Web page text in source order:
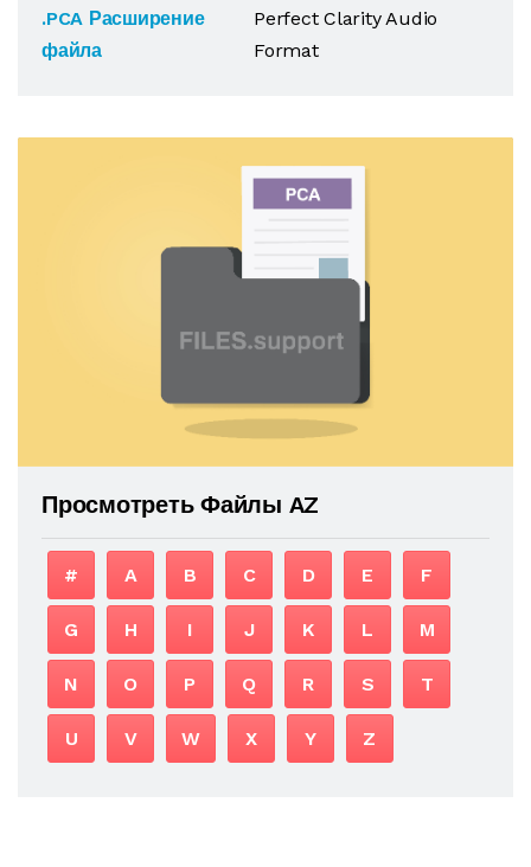
.PCA Расширение
файла
Perfect Clarity Audio
Format
Просмотреть Файлы AZ
# A B C D E F
G H I J K L M
N O P Q R S T
U V W X Y Z